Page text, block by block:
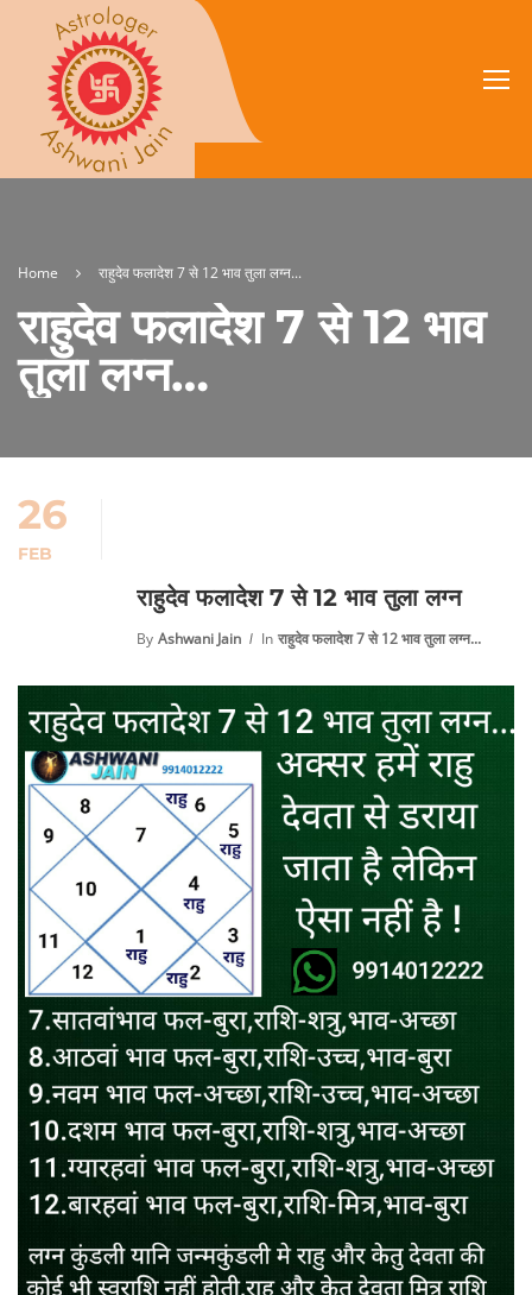
Home राहुदेव फलादेश 7 से 12 भाव तुला लग्न...
राहुदेव फलादेश 7 से 12 भाव
तुला लग्न…
26
FEB
राहुदेव फलादेश 7 से 12 भाव तुला लग्न
By Ashwani Jain In राहुदेव फलादेश 7 से 12 भाव तुला लग्न...